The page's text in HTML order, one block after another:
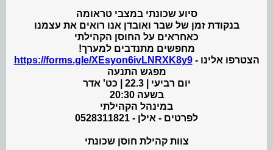
סיוע שכונתי במצבי טראומה
בנקודת זמן של שבר ואובדן אנו רואים את עצמנו
כאחראים על החוסן הקהילתי
מחפשים מתנדבים למערך!
הצטרפו אלינו -https://forms.gle/XEsyon6ivLNRXK8y9
מפגש התנעה
יום רביעי | 22.3 | כט' אדר
בשעה 20:30
במינהל הקהילתי
לפרטים - אילן - 0528311821
צוות קהילת חוסן שכונתי